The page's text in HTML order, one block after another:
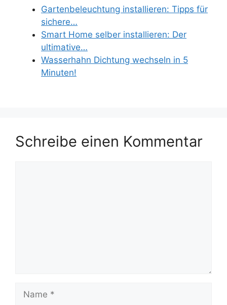
Gartenbeleuchtung installieren: Tipps für
sichere…
Smart Home selber installieren: Der
ultimative…
Wasserhahn Dichtung wechseln in 5
Minuten!
Schreibe einen Kommentar